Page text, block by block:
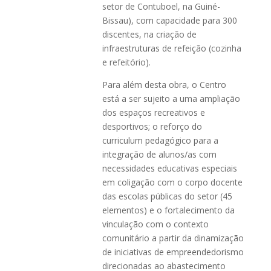
setor de Contuboel, na Guiné-
Bissau), com capacidade para 300
discentes, na criação de
infraestruturas de refeição (cozinha
e refeitório).
Para além desta obra, o Centro
está a ser sujeito a uma ampliação
dos espaços recreativos e
desportivos; o reforço do
curriculum pedagógico para a
integração de alunos/as com
necessidades educativas especiais
em coligação com o corpo docente
das escolas públicas do setor (45
elementos) e o fortalecimento da
vinculação com o contexto
comunitário a partir da dinamização
de iniciativas de empreendedorismo
direcionadas ao abastecimento